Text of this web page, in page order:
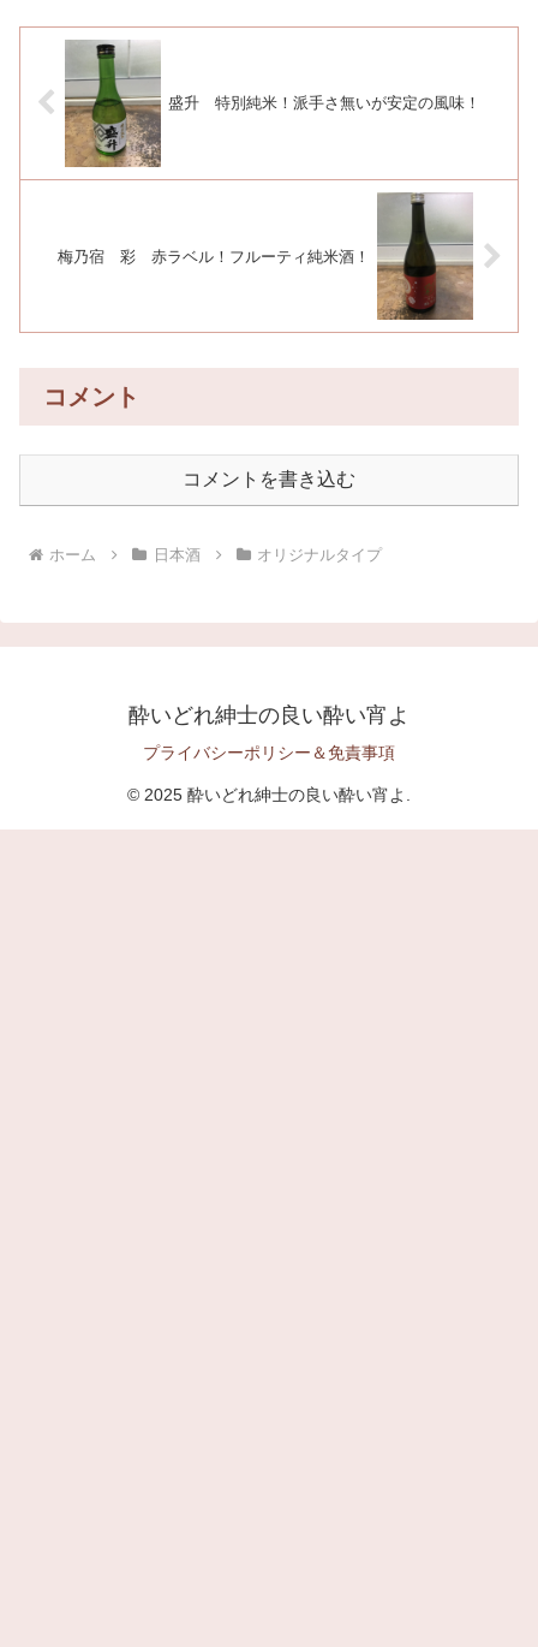
盛升 特別純米！派手さ無いが安定の風味！
梅乃宿 彩 赤ラベル！フルーティ純米酒！
コメント
コメントを書き込む
ホーム 日本酒 オリジナルタイプ
酔いどれ紳士の良い酔い宵よ
プライバシーポリシー＆免責事項
© 2025 酔いどれ紳士の良い酔い宵よ.